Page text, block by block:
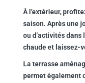
À l’extérieur,
saison. Après une
ou d’activités dans
chaude et laissez-
La terrasse
permet également